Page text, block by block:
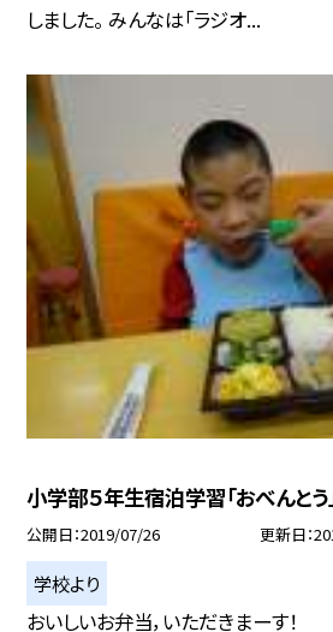
しました。 みんなは「ラジオ...
小学部５年生宿泊学習「おべんとう
公開日 2019/07/26 更新日
学校より
おいしいお弁当，いただきまーす！